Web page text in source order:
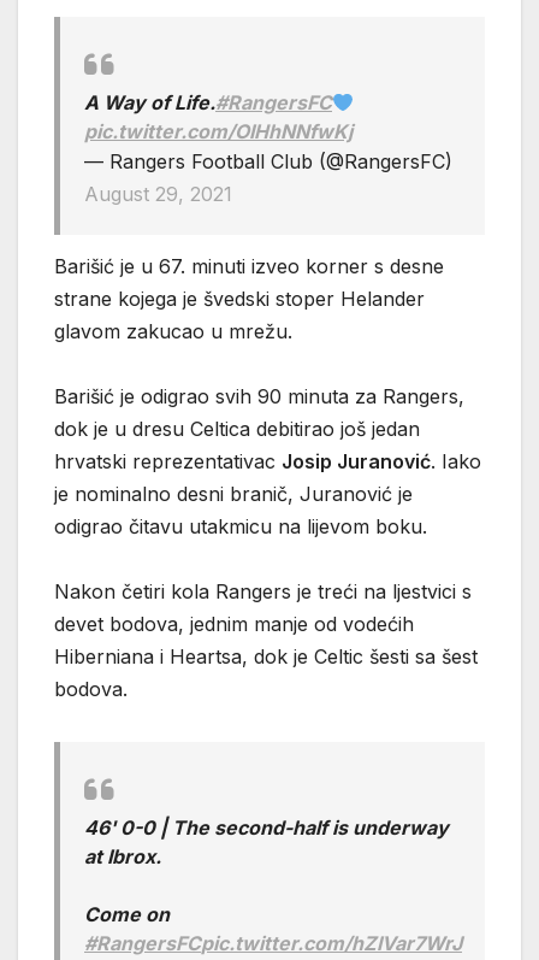
A Way of Life.#RangersFC
pic.twitter.com/OIHhNNfwKj
— Rangers Football Club (@RangersFC)
August 29, 2021
Barišić je u 67. minuti izveo korner s desne
strane kojega je švedski stoper Helander
glavom zakucao u mrežu.
Barišić je odigrao svih 90 minuta za Rangers,
dok je u dresu Celtica debitirao još jedan
hrvatski reprezentativac Josip Juranović. Iako
je nominalno desni branič, Juranović je
odigrao čitavu utakmicu na lijevom boku.
Nakon četiri kola Rangers je treći na ljestvici s
devet bodova, jednim manje od vodećih
Hiberniana i Heartsa, dok je Celtic šesti sa šest
bodova.
46' 0-0 | The second-half is underway
at Ibrox.
Come on
#RangersFCpic.twitter.com/hZIVar7WrJ